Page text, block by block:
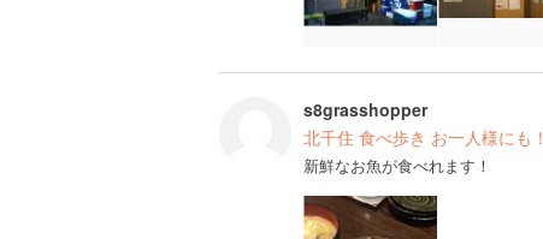
s8grasshopper
北千住 食べ歩き お一人様にも！
新鮮なお魚が食べれます！